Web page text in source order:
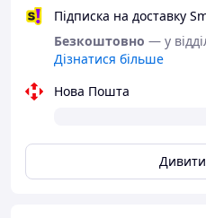
Підписка на доставку
Безкоштовно — у
Дізнатися більше
Нова Пошта